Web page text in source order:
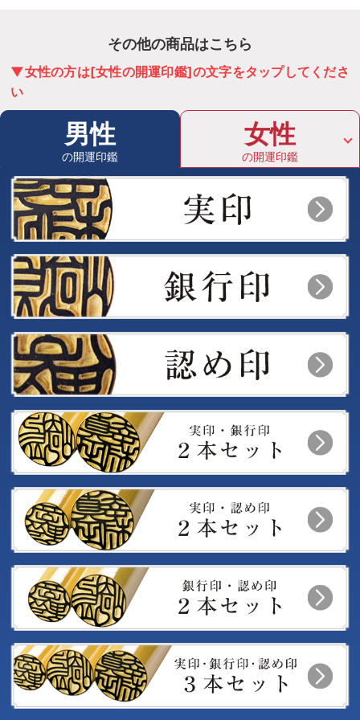
その他の商品はこちら
▼女性の方は[女性の開運印鑑]の文字をタップしてくださ
い
男性
の開運印鑑
女性
の開運印鑑